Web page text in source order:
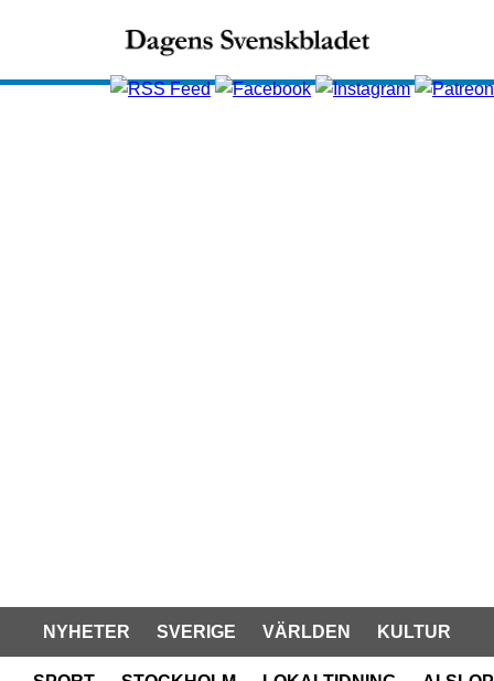
NYHETER SVERIGE VÄRLDEN KULTUR